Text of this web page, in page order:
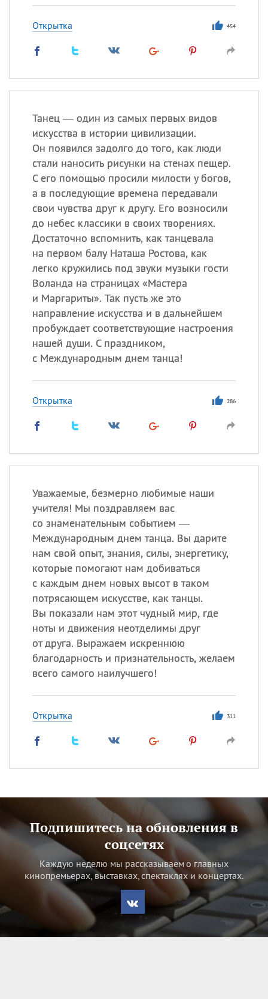
Открытка 454
Танец — один из самых первых видов
искусства в истории цивилизации.
Он появился задолго до того, как люди
стали наносить рисунки на стенах пещер.
С его помощью просили милости у богов,
а в последующие времена передавали
свои чувства друг к другу. Его возносили
до небес классики в своих творениях.
Достаточно вспомнить, как танцевала
на первом балу Наташа Ростова, как
легко кружились под звуки музыки гости
Воланда на страницах «Мастера
и Маргариты». Так пусть же это
направление искусства и в дальнейшем
пробуждает соответствующие настроения
нашей души. С праздником,
с Международным днем танца!
Открытка 286
Уважаемые, безмерно любимые наши
учителя! Мы поздравляем вас
со знаменательным событием —
Международным днем танца. Вы дарите
нам свой опыт, знания, силы, энергетику,
которые помогают нам добиваться
с каждым днем новых высот в таком
потрясающем искусстве, как танцы.
Вы показали нам этот чудный мир, где
ноты и движения неотделимы друг
от друга. Выражаем искреннюю
благодарность и признательность, желаем
всего самого наилучшего!
Открытка 311
Подпишитесь на обновления в
соцсетях
Каждую неделю мы рассказываем о главных
кинопремьерах, выставках, спектаклях и концертах.